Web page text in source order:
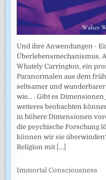
Und ihre Anwendungen -
Überlebensmechanismus.
Whately Carrington, ein
Paranormalen aus dem
seltsamer und
wie... . Gibt es
weiteres beobachten
in höhere Dimensionen
die psychische Forschung
können wir sie
Religion mit [...]
Immortal Consciousness